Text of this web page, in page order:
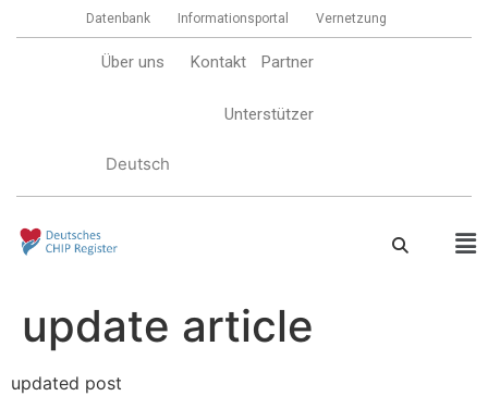
Datenbank Informationsportal Vernetzung
Über uns Kontakt Partner
Unterstützer
Deutsch
update article
updated post